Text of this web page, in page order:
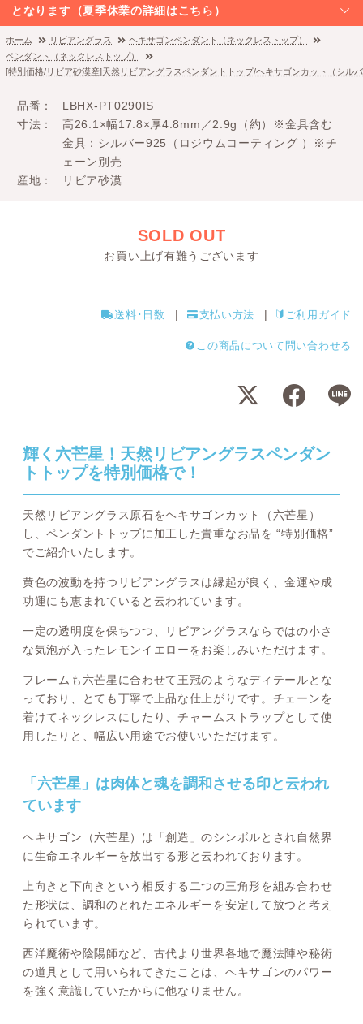
となります（夏季休業の詳細はこちら）
ホーム リビアングラス
ヘキサゴンペンダント（ネックレストップ）
ペンダント（ネックレストップ）
[特別価格/リビア砂漠産]天然リビアングラスペンダントトップ/ヘキサゴンカット（シル
品番
LBHX-PT0290IS
寸法
高26.1×幅17.8×厚4.8mm／2.9g（約）※金具含む
金具：シルバー925（ロジウムコーティング ）※チ
ェーン別売
産地
リビア砂漠
SOLD OUT
お買い上げ有難うございます
送料･日数 支払い方法 ご利用ガイド
この商品について問い合わせる
輝く六芒星！天然リビアングラスペンダン
トトップを特別価格で！
天然リビアングラス原石をヘキサゴンカット（六芒星）
し、ペンダントトップに加工した貴重なお品を “特別価格”
でご紹介いたします。
黄色の波動を持つリビアングラスは縁起が良く、金運や成
功運にも恵まれていると云われています。
一定の透明度を保ちつつ、リビアングラスならではの小さ
な気泡が入ったレモンイエローをお楽しみいただけます。
フレームも六芒星に合わせて王冠のようなディテールとな
っており、とても丁寧で上品な仕上がりです。チェーンを
着けてネックレスにしたり、チャームストラップとして使
用したりと、幅広い用途でお使いいただけます。
「六芒星」は肉体と魂を調和させる印と云われ
ています
ヘキサゴン（六芒星）は「創造」のシンボルとされ自然界
に生命エネルギーを放出する形と云われております。
上向きと下向きという相反する二つの三角形を組み合わせ
た形状は、調和のとれたエネルギーを安定して放つと考え
られています。
西洋魔術や陰陽師など、古代より世界各地で魔法陣や秘術
の道具として用いられてきたことは、ヘキサゴンのパワー
を強く意識していたからに他なりません。